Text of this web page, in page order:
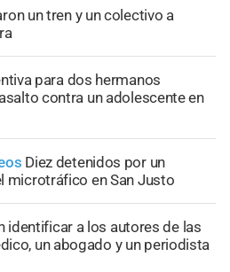
un tren y un colectivo a
para dos hermanos
contra un adolescente en
Diez detenidos por un
microtráfico en San Justo
identificar a los autores de las
un abogado y un periodista